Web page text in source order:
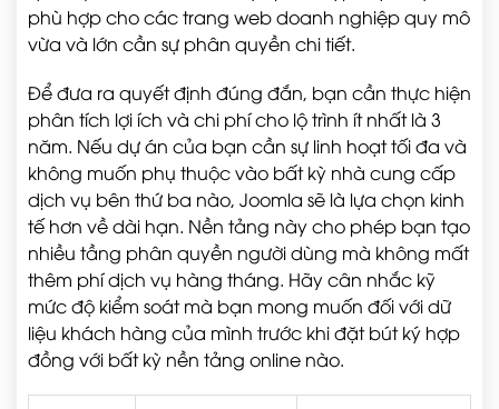
phù hợp cho các trang web doanh nghiệp quy mô
vừa và lớn cần sự phân quyền chi tiết.
Để đưa ra quyết định đúng đắn, bạn cần thực hiện
phân tích lợi ích và chi phí cho lộ trình ít nhất là 3
năm. Nếu dự án của bạn cần sự linh hoạt tối đa và
không muốn phụ thuộc vào bất kỳ nhà cung cấp
dịch vụ bên thứ ba nào, Joomla sẽ là lựa chọn kinh
tế hơn về dài hạn. Nền tảng này cho phép bạn tạo
nhiều tầng phân quyền người dùng mà không mất
thêm phí dịch vụ hàng tháng. Hãy cân nhắc kỹ
mức độ kiểm soát mà bạn mong muốn đối với dữ
liệu khách hàng của mình trước khi đặt bút ký hợp
đồng với bất kỳ nền tảng online nào.